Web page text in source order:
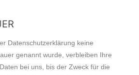
Datenschutzerklärung keine
genannt wurde, verbleiben Ihre
bei uns, bis der Zweck für die